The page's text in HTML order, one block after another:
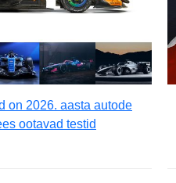
on 2026. aasta autode
ootavad testid